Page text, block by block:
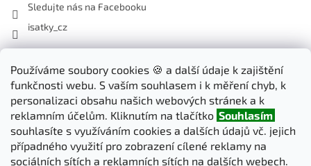
Používáme soubory cookies 🍪 a další údaje k zajištění
funkčnosti webu. S vaším souhlasem i k měření chyb, k
personalizaci obsahu našich webových stránek a k
reklamním účelům. Kliknutím na tlačítko Souhlasím
souhlasíte s využíváním cookies a dalších údajů vč. jejich
případného využití pro zobrazení cílené reklamy na
sociálních sítích a reklamních sítích na dalších webech.
Sledujte nás na Facebooku
isatky_cz
Odebírat newsletter
Vložte svůj e-mail a my vám budeme zasílat informace o nových
produktech na našem e-shopu.
E-mail